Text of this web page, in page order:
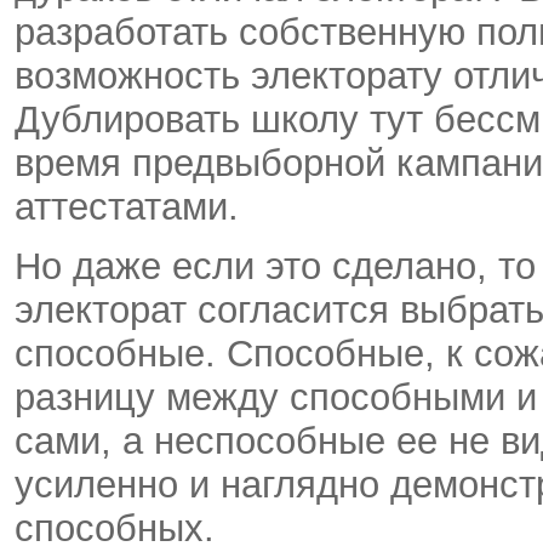
разработать собственную
возможность электорату
Дублировать школу тут
время предвыборной
аттестатами.
Но даже если это сделано, то
электорат согласится
способные. Способные, к
разницу между способными
сами, а неспособные ее не
усиленно и наглядно
способных.